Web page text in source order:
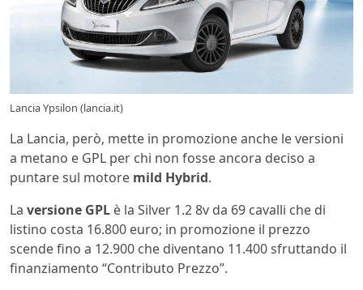
Lancia Ypsilon (lancia.it)
La Lancia, però, mette in promozione anche le versioni
a metano e GPL per chi non fosse ancora deciso a
puntare sul motore mild Hybrid.
La versione GPL è la Silver 1.2 8v da 69 cavalli che di
listino costa 16.800 euro; in promozione il prezzo
scende fino a 12.900 che diventano 11.400 sfruttando il
finanziamento “Contributo Prezzo”.